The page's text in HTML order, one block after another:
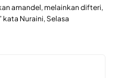
amandel, melainkan difteri,
kata Nuraini, Selasa